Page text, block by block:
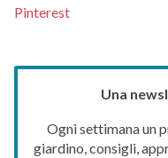
Pinterest
Una
Ogni settimana un
giardino, consigli,